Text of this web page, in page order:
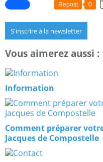
Repost 0
S'inscrire à la newsletter
Vous aimerez aussi :
Information
Comment préparer
Jacques de Compostelle